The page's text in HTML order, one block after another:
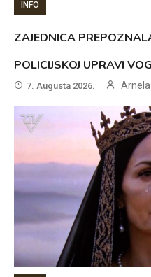
INFO
ZAJEDNICA
POLICIJSKOJ UPRAVI
7. Augusta 2026.